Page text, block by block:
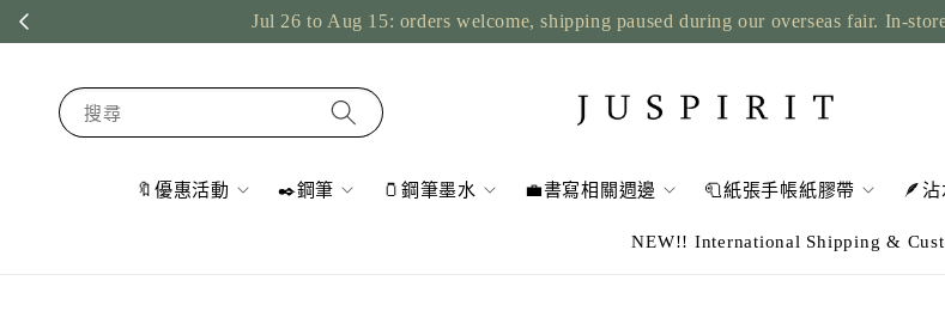
Jul 26 to Aug 15: orders welcome, shipping paused during our overseas fair. In-
搜尋
🔖優惠活動 ✒️鋼筆 🫙鋼筆墨水 💼書寫相關週邊 🧻紙張手帳紙膠帶 🪶
NEW!! International Shipping &